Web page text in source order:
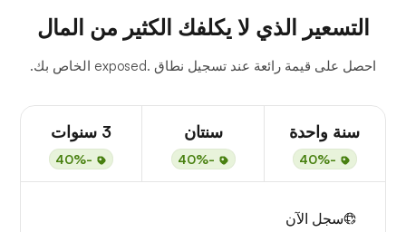
التسعير الذي لا يكلفك الكثير من المال
احصل على قيمة رائعة عند تسجيل نطاق .exposed الخاص بك.
سنة واحدة
-40%
سنتان
-40%
3 سنوات
-40%
سجل الآن